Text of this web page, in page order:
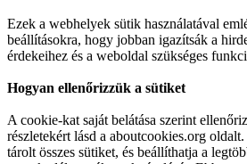
Ezek a webhelyek sütik használatával
beállításokra, hogy jobban igazítsák a
érdekeihez és a weboldal szükséges
Hogyan ellenőrizzük a sütiket
A cookie-kat saját belátása szerint
részletekért lásd a aboutcookies.org
tárolt összes sütiket, és beállíthatja a